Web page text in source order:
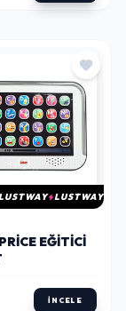
LUSTWAY
EĞITICI
İNCELE